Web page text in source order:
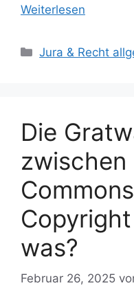
Weiterlesen
Kategorien
Jura & Recht
Die
zwischen
was?
Februar 26, 2025